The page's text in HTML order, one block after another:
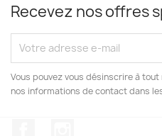
Recevez nos offres
Vous pouvez vous désinscrire à
nos informations de contact dans